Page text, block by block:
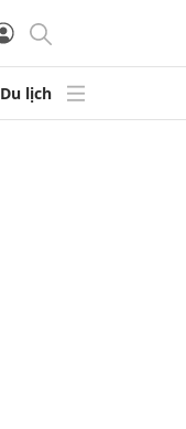
Du lịch